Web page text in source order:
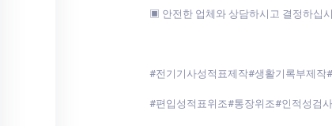
▣ 안전한 업체와 상담하시고 결정하십
#전기기사성적표제작#생활기록부제
#편입성적표위조#통장위조#인적성검